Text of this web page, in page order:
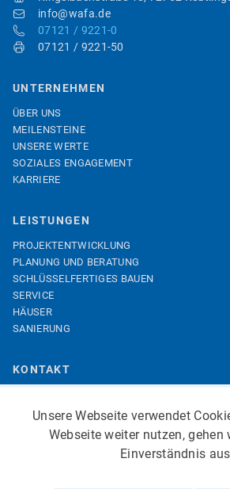
info@wafa.de
07121 / 9221-0
07121 / 9221-50
UNTERNEHMEN
ÜBER UNS
MEILENSTEINE
UNSERE WERTE
SOZIALES ENGAGEMENT
KARRIERE
LEISTUNGEN
PROJEKTENTWICKLUNG
PLANUNG UND BERATUNG
SCHLÜSSELFERTIGES BAUEN
SERVICE
HÄUSER
SANIERUNG
KONTAKT
ANFAHRT
IMPRESSUM
Unsere Webseite verwendet
Webseite weiter nutzen, gehen
Einverständnis